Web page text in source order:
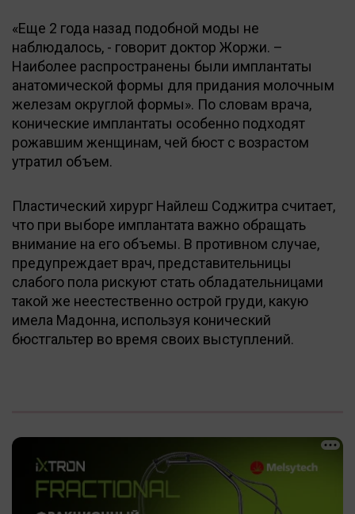
«Еще 2 года назад подобной моды не
наблюдалось, - говорит доктор Жоржи. –
Наиболее распространены были имплантаты
анатомической формы для придания молочным
железам округлой формы». По словам врача,
конические имплантаты особенно подходят
рожавшим женщинам, чей бюст с возрастом
утратил объем.
Пластический хирург Найлеш Соджитра считает,
что при выборе имплантата важно обращать
внимание на его объемы. В противном случае,
предупреждает врач, представительницы
слабого пола рискуют стать обладательницами
такой же неестественно острой груди, какую
имела Мадонна, используя конический
бюстгальтер во время своих выступлений.